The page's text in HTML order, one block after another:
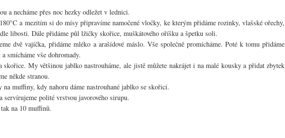
a necháme přes noc hezky odležet v lednici.
a mezitím si do mísy připravíme namočené vločky, ke kterým přidáme rozinky, vlašské ořechy,
libosti. Dále přidáme půl lžičky skořice, muškátového oříšku a špetku soli.
dvě vajíčka, přidáme mléko a arašídové máslo. Vše společně promícháme. Poté k tomu přidáme
smícháme vše dohromady.
skořice. My většinou jablko nastrouháme, ale jistě můžete nakrájet i na malé kousky a přidat zbytek
někde stranou.
muffiny, kdy nahoru dáme nastrouhané jablko se skořicí.
servírujeme polité vrstvou javorového sirupu.
na 10 muffinů.